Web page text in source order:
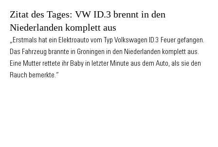
Zitat des Tages: VW ID.3 brennt in den
Niederlanden komplett aus
„Erstmals hat ein Elektroauto vom Typ Volkswagen ID.3 Feuer gefangen.
Das Fahrzeug brannte in Groningen in den Niederlanden komplett aus.
Eine Mutter rettete ihr Baby in letzter Minute aus dem Auto, als sie den
Rauch bemerkte.“